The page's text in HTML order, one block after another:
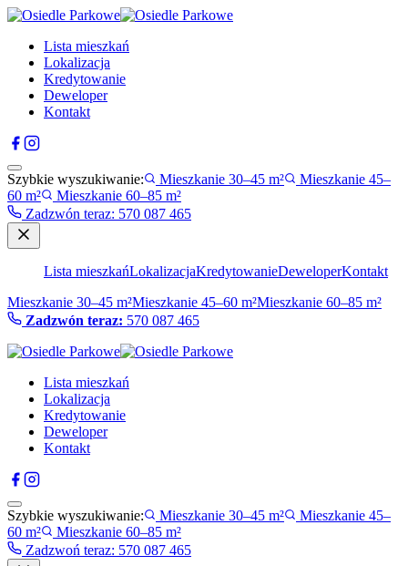
Lista mieszkań
Lokalizacja
Kredytowanie
Deweloper
Kontakt
Szybkie wyszukiwanie: Mieszkanie 30–45 m²
Mieszkanie 45–
60 m²
Mieszkanie 60–85 m²
Zadzwón teraz: 570 087 465
Lista mieszkańLokalizacjaKredytowanieDeweloperKontakt
Mieszkanie 30–45 m²Mieszkanie 45–60 m²Mieszkanie 60–85 m²
Zadzwón teraz: 570 087 465
Lista mieszkań
Lokalizacja
Kredytowanie
Deweloper
Kontakt
Szybkie wyszukiwanie: Mieszkanie 30–45 m²
Mieszkanie 45–
60 m²
Mieszkanie 60–85 m²
Zadzwoń teraz: 570 087 465